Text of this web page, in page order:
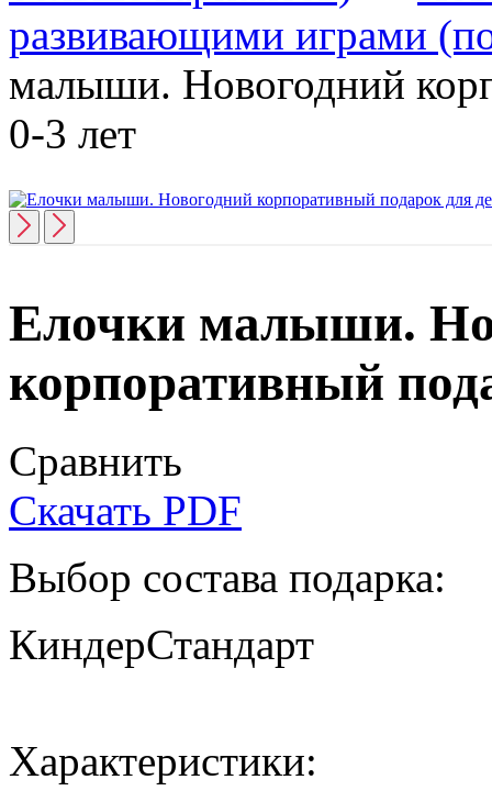
развивающими играми
малыши. Новогодний
0-3 лет
Елочки малыши.
корпоративный
Сравнить
Скачать PDF
Выбор состава подарка:
КиндерСтандарт
Характеристики: